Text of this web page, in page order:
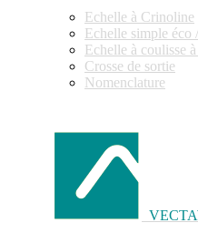
Echelle à Crinoline
Echelle simple éco
Echelle à coulisse
Crosse de sortie
Nomenclature